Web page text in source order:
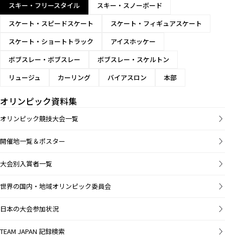
男子スロープ
スタイル
男子ビッグエ
女子モーグル
女子エアリア
イプ
ロス
スタイル
ア
スキー・フリースタイル
スキー・スノーボード
スケート・スピードスケート
スケート・フィギュアスケート
スケート・ショートトラック
アイスホッケー
ボブスレー・ボブスレー
ボブスレー・スケルトン
リュージュ
カーリング バイアスロン 本部
オリンピック資料集
オリンピック競技大会一覧
開催地一覧＆ポスター
大会別入賞者一覧
世界の国内・地域オリンピック委員会
日本の大会参加状況
TEAM JAPAN 記録検索